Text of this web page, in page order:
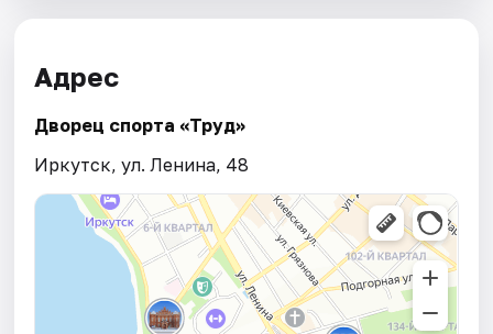
Адрес
Дворец спорта «Труд»
Иркутск, ул. Ленина, 48